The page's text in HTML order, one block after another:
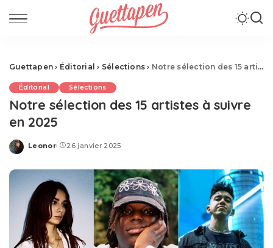
Guettapen › Éditorial › Sélections › Notre sélection des 15 artistes à suivre en 2025
Éditorial Sélections
Notre sélection des 15 artistes à suivre
en 2025
Posted
Leonor 26 janvier 2025